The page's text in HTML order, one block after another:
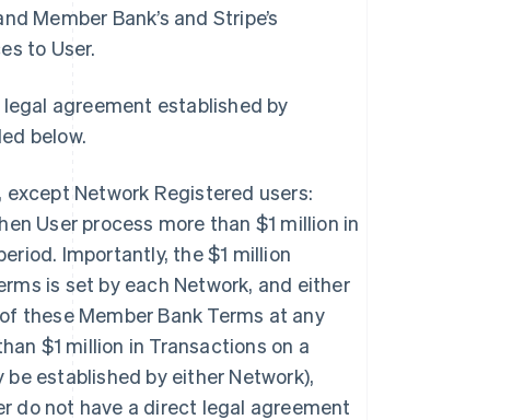
Member Bank’s and Stripe’s
to User.
agreement established by
below.
Network Registered users:
User process more than $1 million in
Importantly, the $1 million
is set by each Network, and either
these Member Bank Terms at any
$1 million in Transactions on a
established by either Network),
do not have a direct legal agreement